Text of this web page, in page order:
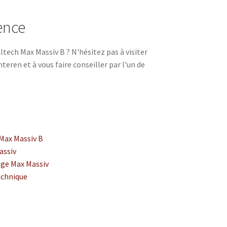
Max Massiv B ? N'hésitez pas à visiter
et à vous faire conseiller par l'un de
Massiv B
Max Massiv